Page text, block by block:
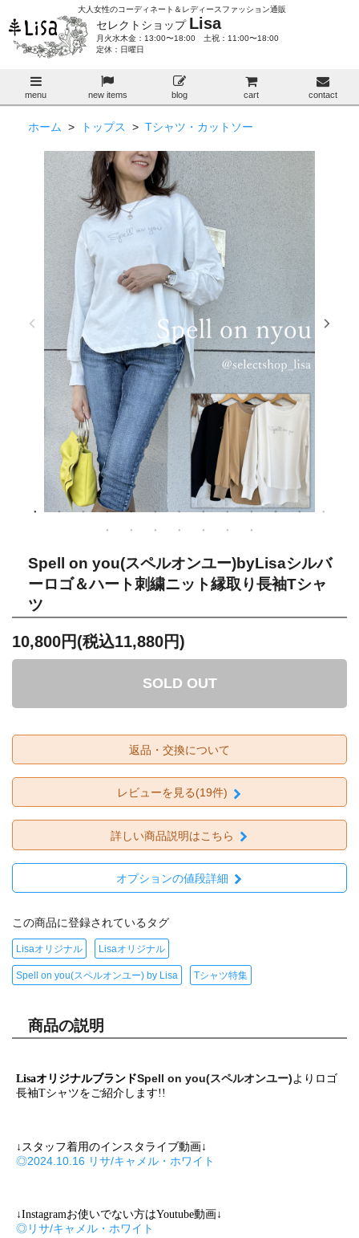
大人女性のコーディネート＆レディースファッション通販
セレクトショップ Lisa
月火水木金：13:00〜18:00 土祝：11:00〜18:00
定休：日曜日
menu new items blog cart contact
ホーム > トップス > Tシャツ・カットソー
Spell on you(スペルオンユー)byLisaシルバ
ーロゴ＆ハート刺繍ニット縁取り長袖Tシャ
ツ
10,800円(税込11,880円)
SOLD OUT
返品・交換について
レビューを見る(19件)
詳しい商品説明はこちら
オプションの値段詳細
この商品に登録されているタグ
Lisaオリジナル Lisaオリジナル
Spell on you(スペルオンユー) by Lisa Tシャツ特集
商品の説明
LisaオリジナルブランドSpell on you(スペルオンユー) よりロゴ
長袖Tシャツをご紹介します!!
↓スタッフ着用のインスタライブ動画↓
◎2024.10.16 リサ/キャメル・ホワイト
↓Instagramお使いでない方はYoutube動画↓
◎リサ/キャメル・ホワイト